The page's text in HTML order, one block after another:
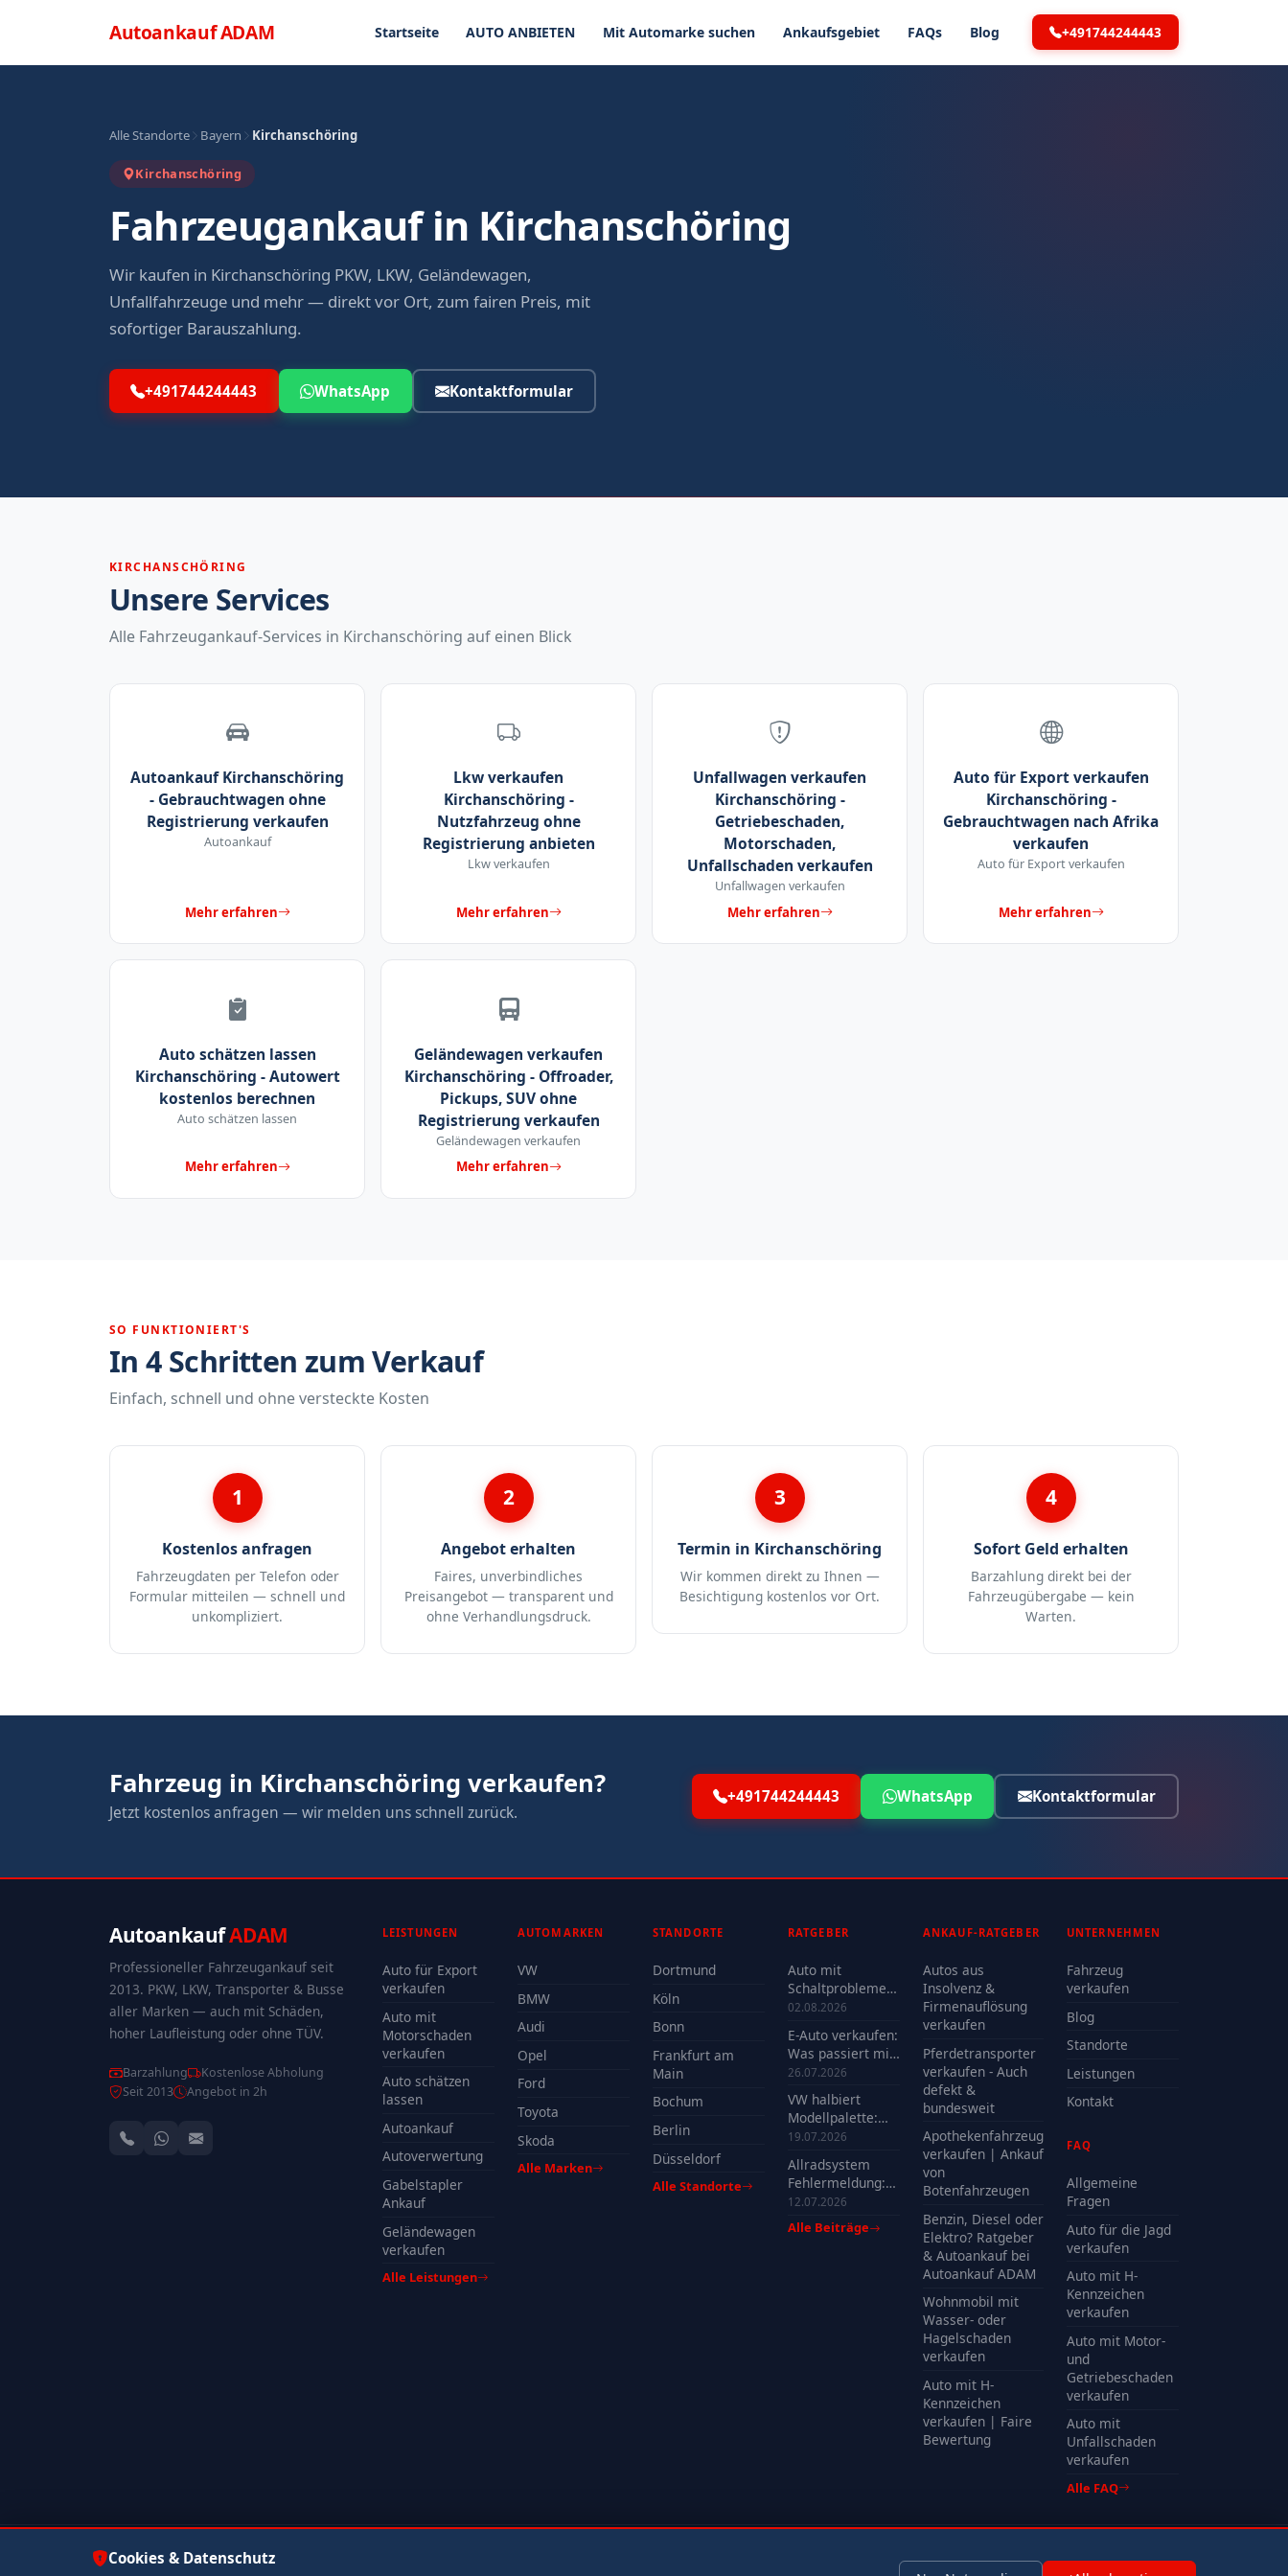
AutoankaufADAM Menü
Startseite AUTO ANBIETEN Mit Automarke suchen Ankaufsgebiet FAQs Blog +491744244443
Alle Standorte Bayern Kirchanschöring
Kirchanschöring
Fahrzeugankauf in Kirchanschöring
Wir kaufen in Kirchanschöring PKW, LKW, Geländewagen,
Unfallfahrzeuge und mehr — direkt vor Ort, zum fairen Preis, mit
sofortiger Barauszahlung.
+491744244443 WhatsApp Kontaktformular
KIRCHANSCHÖRING
Unsere Services
Alle Fahrzeugankauf-Services in Kirchanschöring auf einen Blick
Autoankauf Kirchanschöring
- Gebrauchtwagen ohne
Registrierung verkaufen
Autoankauf
Mehr erfahren
Lkw verkaufen
Kirchanschöring -
Nutzfahrzeug ohne
Registrierung anbieten
Lkw verkaufen
Mehr erfahren
Unfallwagen verkaufen
Kirchanschöring -
Getriebeschaden,
Motorschaden,
Unfallschaden verkaufen
Unfallwagen verkaufen
Mehr erfahren
Auto für Export verkaufen
Kirchanschöring -
Gebrauchtwagen nach Afrika
verkaufen
Auto für Export verkaufen
Mehr erfahren
Auto schätzen lassen
Kirchanschöring - Autowert
kostenlos berechnen
Auto schätzen lassen
Mehr erfahren
Geländewagen verkaufen
Kirchanschöring - Offroader,
Pickups, SUV ohne
Registrierung verkaufen
Geländewagen verkaufen
Mehr erfahren
SO FUNKTIONIERT'S
In 4 Schritten zum Verkauf
Einfach, schnell und ohne versteckte Kosten
1
Kostenlos anfragen
Fahrzeugdaten per Telefon oder
Formular mitteilen — schnell und
unkompliziert.
2
Angebot erhalten
Faires, unverbindliches
Preisangebot — transparent und
ohne Verhandlungsdruck.
3
Termin in Kirchanschöring
Wir kommen direkt zu Ihnen —
Besichtigung kostenlos vor Ort.
4
Sofort Geld erhalten
Barzahlung direkt bei der
Fahrzeugübergabe — kein
Warten.
Fahrzeug in Kirchanschöring verkaufen?
Jetzt kostenlos anfragen — wir melden uns schnell zurück.
+491744244443 WhatsApp Kontaktformular
AutoankaufADAM
Professioneller Fahrzeugankauf seit
2013. PKW, LKW, Transporter & Busse
aller Marken — auch mit Schäden,
hoher Laufleistung oder ohne TÜV.
Barzahlung
Kostenlose Abholung
Seit 2013
Angebot in 2h
LEISTUNGEN
Auto für Export
verkaufen
Auto mit
Motorschaden
verkaufen
Auto schätzen
lassen
Autoankauf
Autoverwertung
Gabelstapler
Ankauf
Geländewagen
verkaufen
Alle Leistungen
AUTOMARKEN
VW
BMW
Audi
Opel
Ford
Toyota
Skoda
Alle Marken
STANDORTE
Dortmund
Köln
Bonn
Frankfurt am
Main
Bochum
Berlin
Düsseldorf
Alle Standorte
RATGEBER
Auto mit
Schaltproblemen
verkaufen -
Verkauf?
02.08.2026
E-Auto verkaufen:
Was passiert mit
der Batterie?
26.07.2026
VW halbiert
Modellpalette:
Welche Modelle
19.07.2026
Allradsystem
Fehlermeldung:
Ursachen, Kosten
& Tipps
12.07.2026
Alle Beiträge
ANKAUF-RATGEBER
Autos aus
Insolvenz &
Firmenauflösung
verkaufen
Pferdetransporter
verkaufen - Auch
defekt &
bundesweit
Apothekenfahrzeug
verkaufen | Ankauf
von
Botenfahrzeugen
Benzin, Diesel oder
Elektro? Ratgeber
& Autoankauf bei
Autoankauf ADAM
Wohnmobil mit
Wasser- oder
Hagelschaden
verkaufen
Auto mit H-
Kennzeichen
verkaufen | Faire
Bewertung
UNTERNEHMEN
Fahrzeug
verkaufen
Blog
Standorte
Leistungen
Kontakt
FAQ
Allgemeine
Fragen
Auto für die Jagd
verkaufen
Auto mit H-
Kennzeichen
verkaufen
Auto mit Motor-
und
Getriebeschaden
verkaufen
Auto mit
Unfallschaden
verkaufen
Alle FAQ
© 2026 Autoankauf ADAM. Alle Rechte vorbehalten.
Cookies & Datenschutz